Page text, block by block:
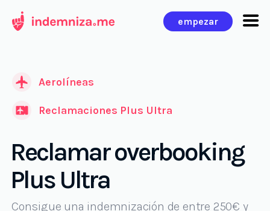
empezar
Aerolíneas
Reclamaciones Plus Ultra
Reclamar overbooking
Plus Ultra
Consigue una indemnización de entre 250€ y